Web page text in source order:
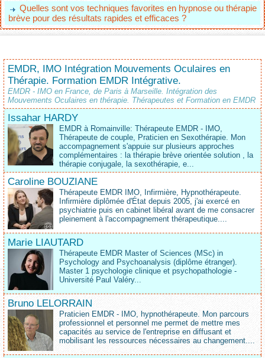
Quelles sont vos techniques favorites en hypnose ou thérapie
brève pour des résultats rapides et efficaces ?
EMDR, IMO Intégration Mouvements Oculaires en
Thérapie. Formation EMDR Intégrative.
EMDR - IMO en France, de Paris à Marseille. Intégration des
Mouvements Oculaires en thérapie. Thérapeutes et Formation en EMDR
Issahar HARDY
EMDR à Romainville: Thérapeute EMDR - IMO,
Thérapeute de couple, Praticien en Sexothérapie. Mon
accompagnement s'appuie sur plusieurs approches
complémentaires : la thérapie brève orientée solution , la
thérapie conjugale, la sexothérapie, e...
Caroline BOUZIANE
Thérapeute EMDR IMO, Infirmière, Hypnothérapeute.
Infirmière diplômée d'État depuis 2005, j'ai exercé en
psychiatrie puis en cabinet libéral avant de me consacrer
pleinement à l'accompagnement thérapeutique....
Marie LIAUTARD
Thérapeute EMDR Master of Sciences (MSc) in
Psychology and Psychoanalysis (diplôme étranger).
Master 1 psychologie clinique et psychopathologie -
Université Paul Valéry...
Bruno LELORRAIN
Praticien EMDR - IMO, hypnothérapeute. Mon parcours
professionnel et personnel me permet de mettre mes
capacités au service de l'entreprise en diffusant et
mobilisant les ressources nécessaires au changement....